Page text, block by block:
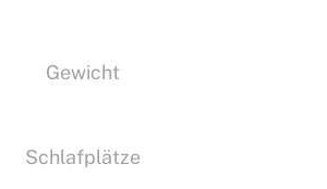
Gewicht
Schlafplätze